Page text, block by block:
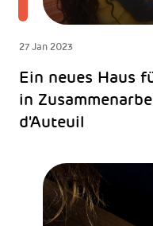
27 Jan 2023
Ein neues Haus
in
d'Auteuil